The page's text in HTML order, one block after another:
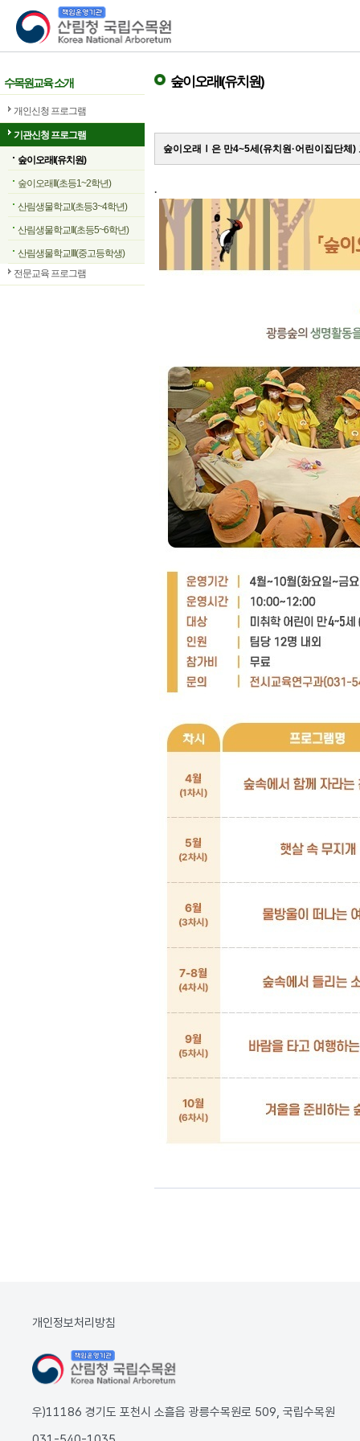
산림청 국립수목원
수목원교육 소개
개인신청 프로그램
기관신청 프로그램
숲이오래I(유치원)
숲이오래II(초등1~2학년)
산림생물학교I(초등3~4학년)
산림생물학교II(초등5~6학년)
산림생물학교III(중고등학생)
전문교육 프로그램
숲이오래I(유치원)
숲이오래Ⅰ은 만4~5세(유치원·어린이집단체)
.
개인정보처리방침
우)11186 경기도 포천시 소흘읍 광릉수목원로 509, 국립수목원